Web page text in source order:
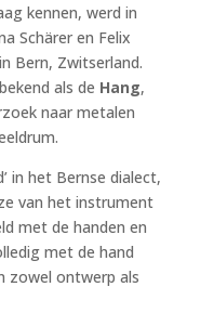
kennen, werd in
Schärer en Felix
Bern, Zwitserland.
als de Hang,
naar metalen
in het Bernse dialect,
van het instrument
met de handen en
met de hand
zowel ontwerp als